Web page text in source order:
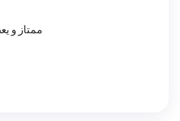
ممتاز و